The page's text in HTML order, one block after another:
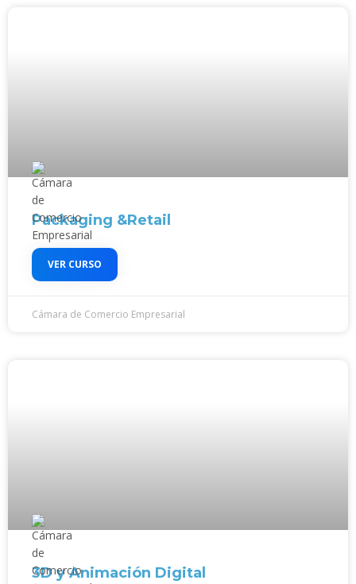
Packaging &Retail
VER CURSO
Cámara de Comercio Empresarial
3D y Animación Digital